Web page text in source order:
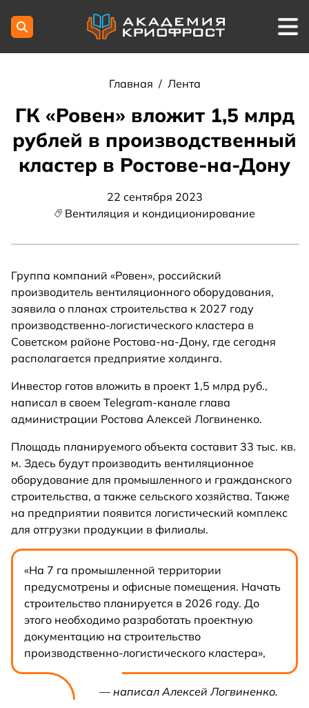
Главная / Лента
ГК «Ровен» вложит 1,5 млрд
рублей в производственный
кластер в Ростове-на-Дону
22 сентября 2023
Вентиляция и кондиционирование
Группа компаний «Ровен», российский
производитель вентиляционного оборудования,
заявила о планах строительства к 2027 году
производственно-логистического кластера в
Советском районе Ростова-на-Дону, где сегодня
располагается предприятие холдинга.
Инвестор готов вложить в проект 1,5 млрд руб.,
написал в своем Telegram-канале глава
администрации Ростова Алексей Логвиненко.
Площадь планируемого объекта составит 33 тыс. кв.
м. Здесь будут производить вентиляционное
оборудование для промышленного и гражданского
строительства, а также сельского хозяйства. Также
на предприятии появится логистический комплекс
для отгрузки продукции в филиалы.
«На 7 га промышленной территории
предусмотрены и офисные помещения. Начать
строительство планируется в 2026 году. До
этого необходимо разработать проектную
документацию на строительство
производственно-логистического кластера»,
— написал Алексей Логвиненко.